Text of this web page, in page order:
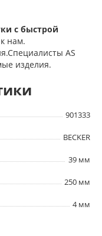
с быстрой
нам.
AS
изделия.
901333
BECKER
39 мм
250 мм
4 мм